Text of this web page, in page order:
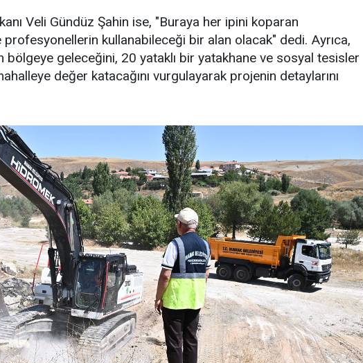
Veli Gündüz Şahin ise, "Buraya her ipini koparan
kullanabileceği bir alan olacak" dedi. Ayrıca,
bölgeye geleceğini, 20 yataklı bir yatakhane ve sosyal tesisler
değer katacağını vurgulayarak projenin detaylarını